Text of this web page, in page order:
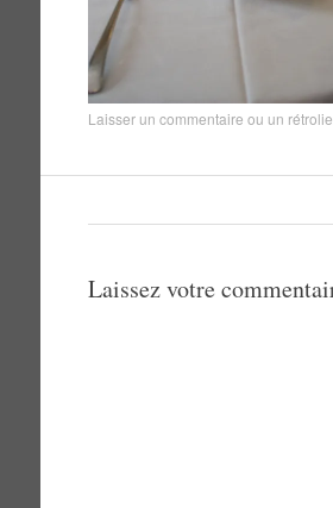
Laisser un commentaire ou un
Laissez votre